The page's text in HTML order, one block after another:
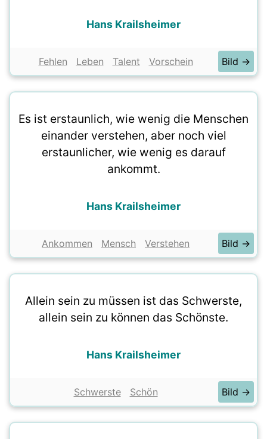
Hans Krailsheimer
Fehlen Leben Talent Vorschein Bild →
Es ist erstaunlich, wie wenig die Menschen
einander verstehen, aber noch viel
erstaunlicher, wie wenig es darauf
ankommt.
Hans Krailsheimer
Ankommen Mensch Verstehen Bild →
Allein sein zu müssen ist das Schwerste,
allein sein zu können das Schönste.
Hans Krailsheimer
Schwerste Schön Bild →